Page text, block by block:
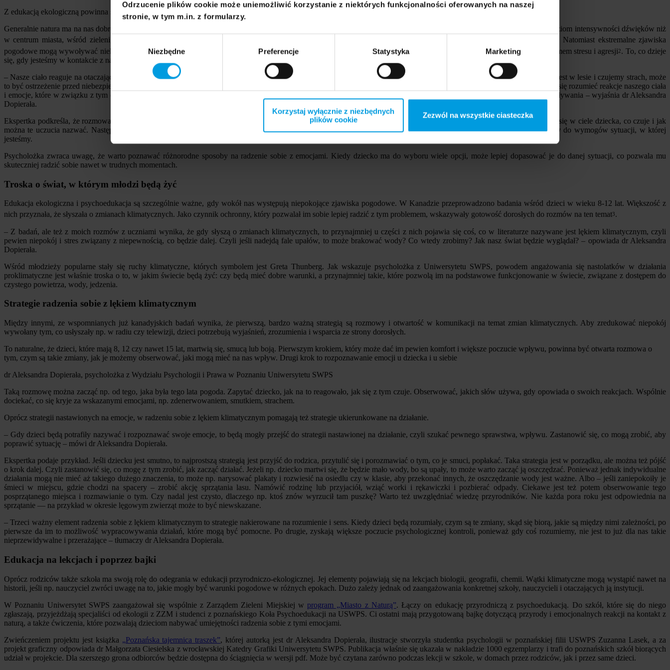
Odrzucenie plików cookie może uniemożliwić korzystanie z niektórych funkcjonalności oferowanych na naszej
stronie, w tym m.in. z formularzy.
Niezbędne Preferencje Statystyka Marketing
Korzystaj wyłącznie z niezbędnych
plików cookie
Zezwól na wszystkie ciasteczka
Z edukacją ekologiczną powinna się łączyć psychoedukacja, czyli rozmowy o emocjach, które budzi w nas świat natury i wypracowanie strategii radzenia sobie z nimi.
Generalnie natura ma na nas dobroczynny wpływ, ponieważ organizm człowieka jest biologicznie przystosowany do funkcjonowania w przyrodzie. W lesie, gdzie jest inny poziom intensywności dźwięków niż
w centrum miasta, wśród zieleni, w naturalnym świetle słonecznym nasze serca zaczynają wolniej bić, łatwiej nam się uspokoić i oczyścić umysł z galopujących myśli
. Natomiast ekstremalne zjawiska
pogodowe mogą wywoływać niekorzystnie zmiany naszego funkcjonowania. Z badań wynika, że upały i wysokie temperatury mają związek z naszym samopoczuciem, poziomem stresu i agresji2. To, co dzieje
się, gdy jesteśmy w kontakcie z naturą, ma znaczenie dla naszego codziennego życia i samopoczucia.
– Nasze ciało reaguje na otaczający nas świat. Te reakcje i emocje, które pojawiają się w nas, są jak sygnały, które warto umieć odczytywać. Na przykład, kiedy słyszymy szelest w lesie i czujemy strach, może
to być ostrzeżenie przed niebezpieczeństwem. Odczytanie tego sygnały jest automatyczne, ale w inych sytuacjach bywa, że nie jest tak intuicyjne. Ważne jest, abyśmy nauczyli się rozumieć reakcje naszego ciała
i emocje, które w związku z tym odczuwamy. To pomaga nam lepiej zrozumieć siebie, jak i świat wokół nas. Dzięki temu możemy też wyraźniej dostrzegać wzajemne oddziaływania – wyjaśnia dr Aleksandra
Dopierała.
Ekspertka podkreśla, że rozmowa z dziećmi o ekologii i ich emocjach związanych z naturą jest bardzo ważna. W trakcie takiej rozmowy warto wspólnie uczyć się, co dzieje się w ciele dziecka, co czuje i jak
można te uczucia nazwać. Następnie, możemy poznawać z dziećmi strategie radzenia sobie. To ważne, żeby wiedzieć, co robić, jak zadbać o siebie w sposób dostosowany do wymogów sytuacji, w której
jesteśmy.
Psycholożka zwraca uwagę, że warto poznawać różnorodne sposoby na radzenie sobie z emocjami. Kiedy dziecko ma do wyboru wiele opcji, może lepiej dopasować je do danej sytuacji, co pozwala mu
skuteczniej radzić sobie nawet w trudnych momentach.
Troska o świat, w którym młodzi będą żyć
Edukacja ekologiczna i psychoedukacja są szczególnie ważne, gdy wokół nas występują niepokojące zjawiska pogodowe. W Kanadzie przeprowadzono badania wśród dzieci w wieku 8-12 lat. Większość z
nich przyznała, że słyszała o zmianach klimatycznych. Jako czynnik ochronny, który pozwalał im sobie lepiej radzić z tym problemem, wskazywały gotowość dorosłych do rozmów na ten temat3.
– Z badań, ale też z moich rozmów z uczniami wynika, że gdy słyszą o zmianach klimatycznych, to przynajmniej u części z nich pojawia się coś, co w literaturze nazywane jest lękiem klimatycznym, czyli
pewien niepokój i stres związany z niepewnością, co będzie dalej. Czyli jeśli nadejdą fale upałów, to może brakować wody? Co wtedy zrobimy? Jak nasz świat będzie wyglądał? – opowiada dr Aleksandra
Dopierała.
Wśród młodzieży popularne stały się ruchy klimatyczne, których symbolem jest Greta Thunberg. Jak wskazuje psycholożka z Uniwersytetu SWPS, powodem angażowania się nastolatków w działania
proklimatyczne jest właśnie troska o to, w jakim świecie będą żyć: czy będą mieć dobre warunki, a przynajmniej takie, które pozwolą im na podstawowe funkcjonowanie w świecie, związane z dostępem do
czystego powietrza, wody, jedzenia.
Strategie radzenia sobie z lękiem klimatycznym
Między innymi, ze wspomnianych już kanadyjskich badań wynika, że pierwszą, bardzo ważną strategią są rozmowy i otwartość w komunikacji na temat zmian klimatycznych. Aby zredukować niepokój
wywołany tym, co usłyszały np. w radiu czy telewizji, dzieci potrzebują wyjaśnień, zrozumienia i wsparcia ze strony dorosłych.
To naturalne, że dzieci, które mają 8, 12 czy nawet 15 lat, martwią się, smucą lub boją. Pierwszym krokiem, który może dać im pewien komfort i większe poczucie wpływu, powinna być otwarta rozmowa o
tym, czym są takie zmiany, jak je możemy obserwować, jaki mogą mieć na nas wpływ. Drugi krok to rozpoznawanie emocji u dziecka i u siebie
dr Aleksandra Dopierała, psycholożka z Wydziału Psychologii i Prawa w Poznaniu Uniwersytetu SWPS
Taką rozmowę można zacząć np. od tego, jaka była tego lata pogoda. Zapytać dziecko, jak na to reagowało, jak się z tym czuje. Obserwować, jakich słów używa, gdy opowiada o swoich reakcjach. Wspólnie
dociekać, co się kryje za wskazanymi emocjami, np. zdenerwowaniem, smutkiem, strachem.
Oprócz strategii nastawionych na emocje, w radzeniu sobie z lękiem klimatycznym pomagają też strategie ukierunkowane na działanie.
– Gdy dzieci będą potrafiły nazywać i rozpoznawać swoje emocje, to będą mogły przejść do strategii nastawionej na działanie, czyli szukać pewnego sprawstwa, wpływu. Zastanowić się, co mogą zrobić, aby
poprawić sytuację – mówi dr Aleksandra Dopierała.
Ekspertka podaje przykład. Jeśli dziecku jest smutno, to najprostszą strategią jest przyjść do rodzica, przytulić się i porozmawiać o tym, co je smuci, popłakać. Taka strategia jest w porządku, ale można też pójść
o krok dalej. Czyli zastanowić się, co mogę z tym zrobić, jak zacząć działać. Jeżeli np. dziecko martwi się, że będzie mało wody, bo są upały, to może warto zacząć ją oszczędzać. Ponieważ jednak indywidualne
działania mogą nie mieć aż takiego dużego znaczenia, to może np. narysować plakaty i rozwiesić na osiedlu czy w klasie, aby przekonać innych, że oszczędzanie wody jest ważne. Albo – jeśli zaniepokoiły je
śmieci w miejscu, gdzie chodzi na spacery – zrobić akcję sprzątania lasu. Namówić rodzinę lub przyjaciół, wziąć worki i rękawiczki i pozbierać odpady. Ciekawe jest też potem obserwowanie tego
posprzątanego miejsca i rozmawianie o tym. Czy nadal jest czysto, dlaczego np. ktoś znów wyrzucił tam puszkę? Warto też uwzględniać wiedzę przyrodników. Nie każda pora roku jest odpowiednia na
sprzątanie — na przykład w okresie lęgowym zwierząt może to być niewskazane.
– Trzeci ważny element radzenia sobie z lękiem klimatycznym to strategie nakierowane na rozumienie i sens. Kiedy dzieci będą rozumiały, czym są te zmiany, skąd się biorą, jakie są między nimi zależności, po
pierwsze da im to możliwość wypracowywania działań, które mogą być pomocne. Po drugie, zyskają większe poczucie psychologicznej kontroli, ponieważ gdy coś rozumiemy, nie jest to już dla nas takie
nieprzewidywalne i przerażające – tłumaczy dr Aleksandra Dopierała.
Edukacja na lekcjach i poprzez bajki
Oprócz rodziców także szkoła ma swoją rolę do odegrania w edukacji przyrodniczo-ekologicznej. Jej elementy pojawiają się na lekcjach biologii, geografii, chemii. Wątki klimatyczne mogą wystąpić nawet na
historii, jeśli np. nauczyciel zwróci uwagę na to, jakie mogły być warunki pogodowe w różnych epokach. Dużo zależy jednak od zaangażowania konkretnej szkoły, nauczycieli i otaczających ją instytucji.
W Poznaniu Uniwersytet SWPS zaangażował się wspólnie z Zarządem Zieleni Miejskiej w program „Miasto z Naturą”. Łączy on edukację przyrodniczą z psychoedukacją. Do szkół, które się do niego
zgłaszają, przyjeżdżają specjaliści od ekologii z ZZM i studenci z poznańskiego Koła Psychoedukacji na USWPS. Ci ostatni mają przygotowaną bajkę dotyczącą przyrody i emocjonalnych reakcji na kontakt z
naturą, a także ćwiczenia, które pozwalają dzieciom nabywać umiejętności radzenia sobie z tymi emocjami.
Zwieńczeniem projektu jest książka „Poznańska tajemnica traszek”, której autorką jest dr Aleksandra Dopierała, ilustracje stworzyła studentka psychologii w poznańskiej filii USWPS Zuzanna Lasek, a za
projekt graficzny odpowiada dr Małgorzata Ciesielska z wrocławskiej Katedry Grafiki Uniwersytetu SWPS. Publikacja właśnie się ukazała w nakładzie 1000 egzemplarzy i trafi do poznańskich szkół biorących
udział w projekcie. Dla szerszego grona odbiorców będzie dostępna do ściągnięcia w wersji pdf. Może być czytana zarówno podczas lekcji w szkole, w domach przez rodziców, jak i przez same dzieci.